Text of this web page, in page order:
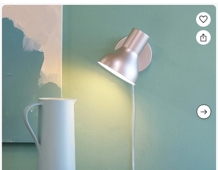
Zum
Ende
Bildgalerie